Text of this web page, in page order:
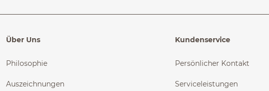
Über Uns
Philosophie
Auszeichnungen
Kundenservice
Persönlicher Kontakt
Serviceleistungen